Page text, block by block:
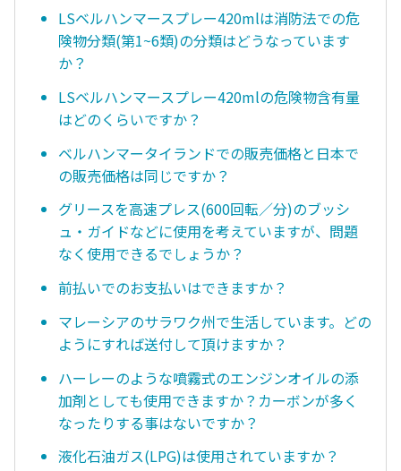
LSベルハンマースプレー420mlは消防法での危
険物分類(第1~6類)の分類はどうなっています
か？
LSベルハンマースプレー420mlの危険物含有量
はどのくらいですか？
ベルハンマータイランドでの販売価格と日本で
の販売価格は同じですか？
グリースを高速プレス(600回転／分)のブッシ
ュ・ガイドなどに使用を考えていますが、問題
なく使用できるでしょうか？
前払いでのお支払いはできますか？
マレーシアのサラワク州で生活しています。どの
ようにすれば送付して頂けますか？
ハーレーのような噴霧式のエンジンオイルの添
加剤としても使用できますか？カーボンが多く
なったりする事はないですか？
液化石油ガス(LPG)は使用されていますか？